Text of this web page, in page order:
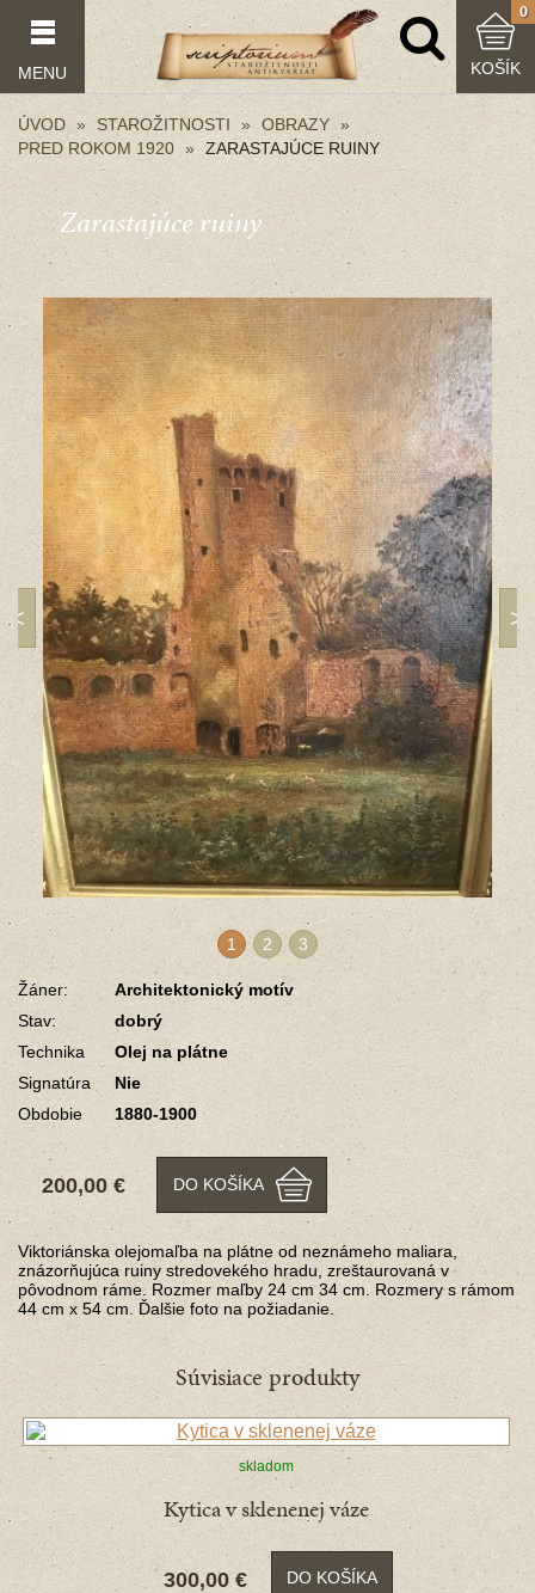
MENU
0
KOŠÍK
ÚVOD STAROŽITNOSTI
OBRAZY
PRED ROKOM 1920
ZARASTAJÚCE RUINY
Zarastajúce ruiny
1 2 3
Žáner:
Architektonický motív
Stav:
dobrý
Technika
Olej na plátne
Signatúra
Nie
Obdobie
1880-1900
200,00 € DO KOŠÍKA
Viktoriánska olejomaľba na plátne od neznámeho maliara,
znázorňujúca ruiny stredovekého hradu, zreštaurovaná v
pôvodnom ráme. Rozmer maľby 24 cm 34 cm. Rozmery s rámom
44 cm x 54 cm. Ďalšie foto na požiadanie.
Súvisiace produkty
skladom
Kytica v sklenenej váze
300,00 € DO KOŠÍKA